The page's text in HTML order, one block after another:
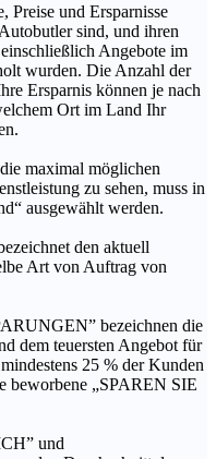
Preise und Ersparnisse
sind, und ihren
Angebote im
wurden. Die Anzahl der
Ersparnis können je nach
Ort im Land Ihr
maximal möglichen
zu sehen, muss in
ausgewählt werden.
den aktuell
Art von Auftrag von
bezeichnen die
dem teuersten Angebot für
25 % der Kunden
beworbene „SPAREN SIE
und